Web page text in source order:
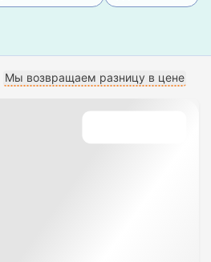
Мы возвращаем разницу в цене